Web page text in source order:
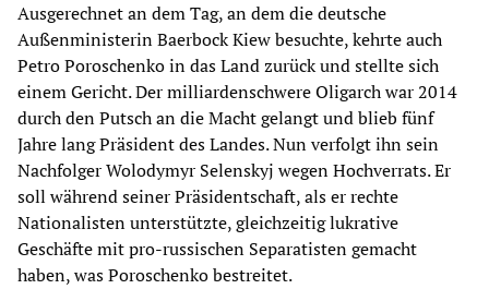
Ausgerechnet an dem Tag, an dem die deutsche
Außenministerin Baerbock Kiew besuchte, kehrte auch
Petro Poroschenko in das Land zurück und stellte sich
einem Gericht. Der milliardenschwere Oligarch war 2014
durch den Putsch an die Macht gelangt und blieb fünf
Jahre lang Präsident des Landes. Nun verfolgt ihn sein
Nachfolger Wolodymyr Selenskyj wegen Hochverrats. Er
soll während seiner Präsidentschaft, als er rechte
Nationalisten unterstützte, gleichzeitig lukrative
Geschäfte mit pro-russischen Separatisten gemacht
haben, was Poroschenko bestreitet.